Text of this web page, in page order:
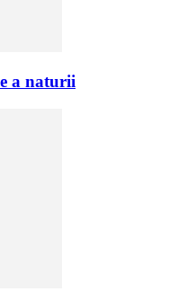
a naturii